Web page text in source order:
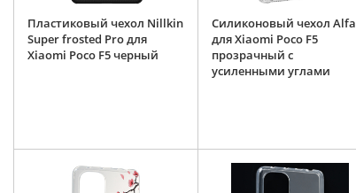
Пластиковый чехол Nillkin
Super frosted Pro для
Xiaomi Poco F5 черный
Силиконовый чехол Alfa
для Xiaomi Poco F5
прозрачный с
усиленными углами